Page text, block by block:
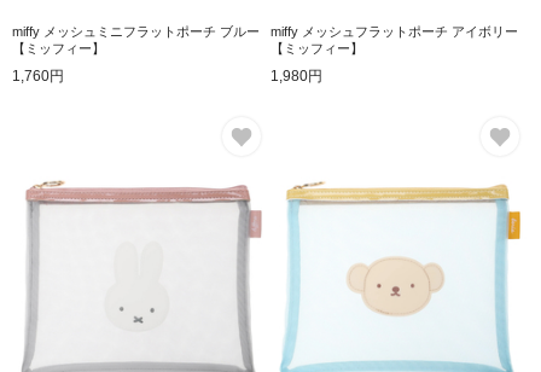
miffy メッシュミニフラットポーチ ブルー
【ミッフィー】
1,760円
miffy メッシュフラットポーチ アイボリー
【ミッフィー】
1,980円